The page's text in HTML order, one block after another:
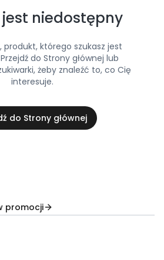
niedostępny
produkt, którego szukasz jest
do Strony głównej lub
żeby znaleźć to, co Cię
interesuje.
do Strony głównej
promocji